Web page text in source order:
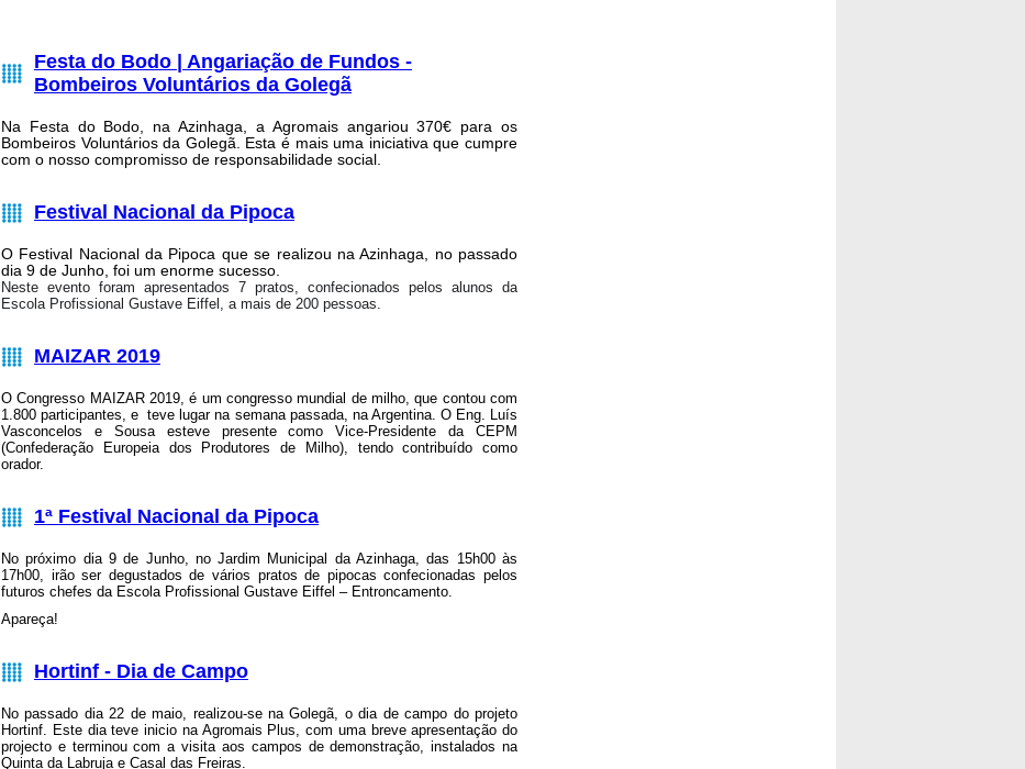
Festa do Bodo | Angariação de Fundos -
Bombeiros Voluntários da Golegã
Na Festa do Bodo, na Azinhaga, a Agromais angariou 370€ para os
Bombeiros Voluntários da Golegã. Esta é mais uma iniciativa que cumpre
com o nosso compromisso de responsabilidade social.
Festival Nacional da Pipoca
O Festival Nacional da Pipoca que se realizou na Azinhaga, no passado
dia 9 de Junho, foi um enorme sucesso.
Neste evento foram apresentados 7 pratos, confecionados pelos alunos da
Escola Profissional Gustave Eiffel, a mais de 200 pessoas.
MAIZAR 2019
O Congresso MAIZAR 2019, é um congresso mundial de milho, que contou com
1.800 participantes, e teve lugar na semana passada, na Argentina. O Eng. Luís
Vasconcelos e Sousa esteve presente como Vice-Presidente da CEPM
(Confederação Europeia dos Produtores de Milho), tendo contribuído como
orador.
1ª Festival Nacional da Pipoca
No próximo dia 9 de Junho, no Jardim Municipal da Azinhaga, das 15h00 às
17h00, irão ser degustados de vários pratos de pipocas confecionadas pelos
futuros chefes da Escola Profissional Gustave Eiffel – Entroncamento.
Apareça!
Hortinf - Dia de Campo
No passado dia 22 de maio, realizou-se na Golegã, o dia de campo do projeto
Hortinf. Este dia teve inicio na Agromais Plus, com uma breve apresentação do
projecto e terminou com a visita aos campos de demonstração, instalados na
Quinta da Labruja e Casal das Freiras.